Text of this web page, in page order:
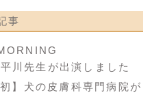
事
川先生が出演しました
】犬の皮膚科専門病院が